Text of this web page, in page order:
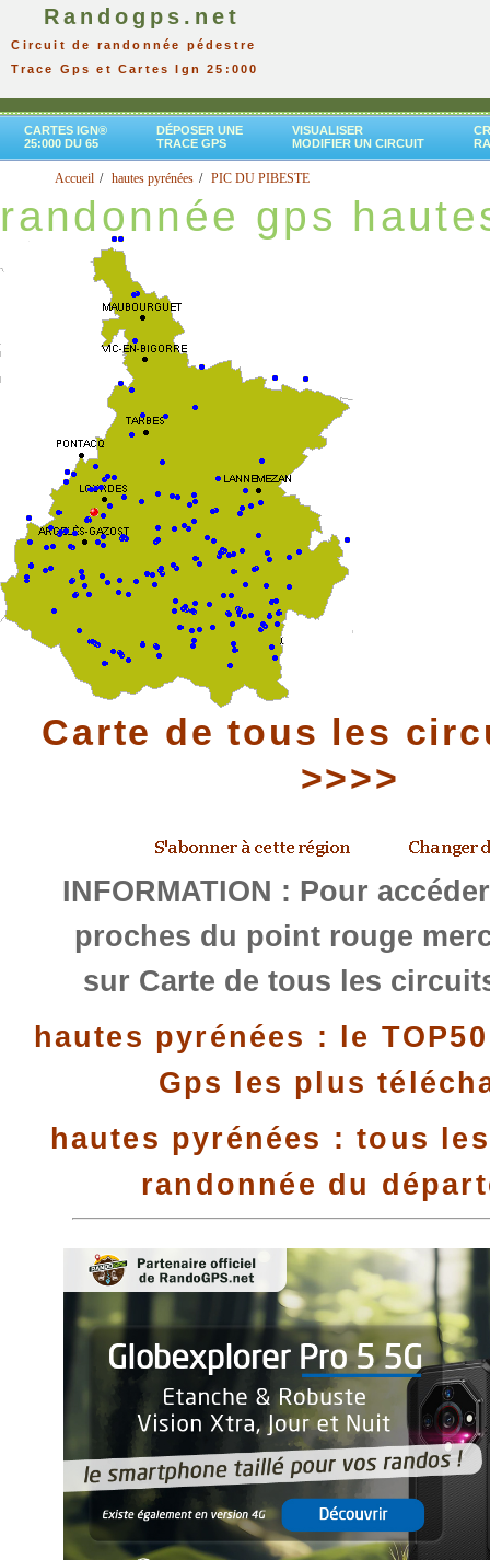
Randogps.net
Circuit de randonnée pédestre
Trace Gps et Cartes Ign 25:000
CARTES IGN®
25:000 DU 65
DÉPOSER UNE
TRACE GPS
VISUALISER
MODIFIER UN CIRCUIT
Accueil hautes pyrénées PIC DU PIBESTE
randonnée gps
Carte de tous les
>>>>
INFORMATION : Pour
proches du point rouge
sur Carte de tous les
hautes pyrénées : le
Gps les plus
hautes pyrénées : tous
randonnée du